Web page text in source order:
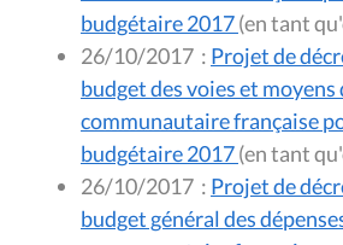
budgétaire 2017
(en
26/10/2017 : Projet de
budget des voies et
communautaire française
budgétaire 2017
(en
26/10/2017 : Projet de
budget général des